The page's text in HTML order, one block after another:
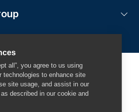
all”, you agree to us using
technologies to enhance site
site usage, and assist in our
described in our cookie and